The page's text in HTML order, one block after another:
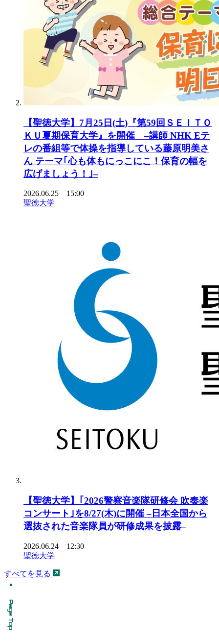
【聖徳大学】7月25日(土)『第59回ＳＥＩＴＯ
ＫＵ夏期保育大学』を開催 –講師 NHK Eテ
レの番組等で体操を指導している藤原明美さ
ん テーマ｢心も体もにっこにこ！保育の幅を
広げましょう！｣–
2026.06.25 15:00
聖徳大学
【聖徳大学】｢2026警察音楽隊研修会 吹奏楽
コンサート｣を8/27(木)に開催 –日本全国から
選抜された音楽隊員が研修成果を披露–
2026.06.24 12:30
聖徳大学
すべてを見る